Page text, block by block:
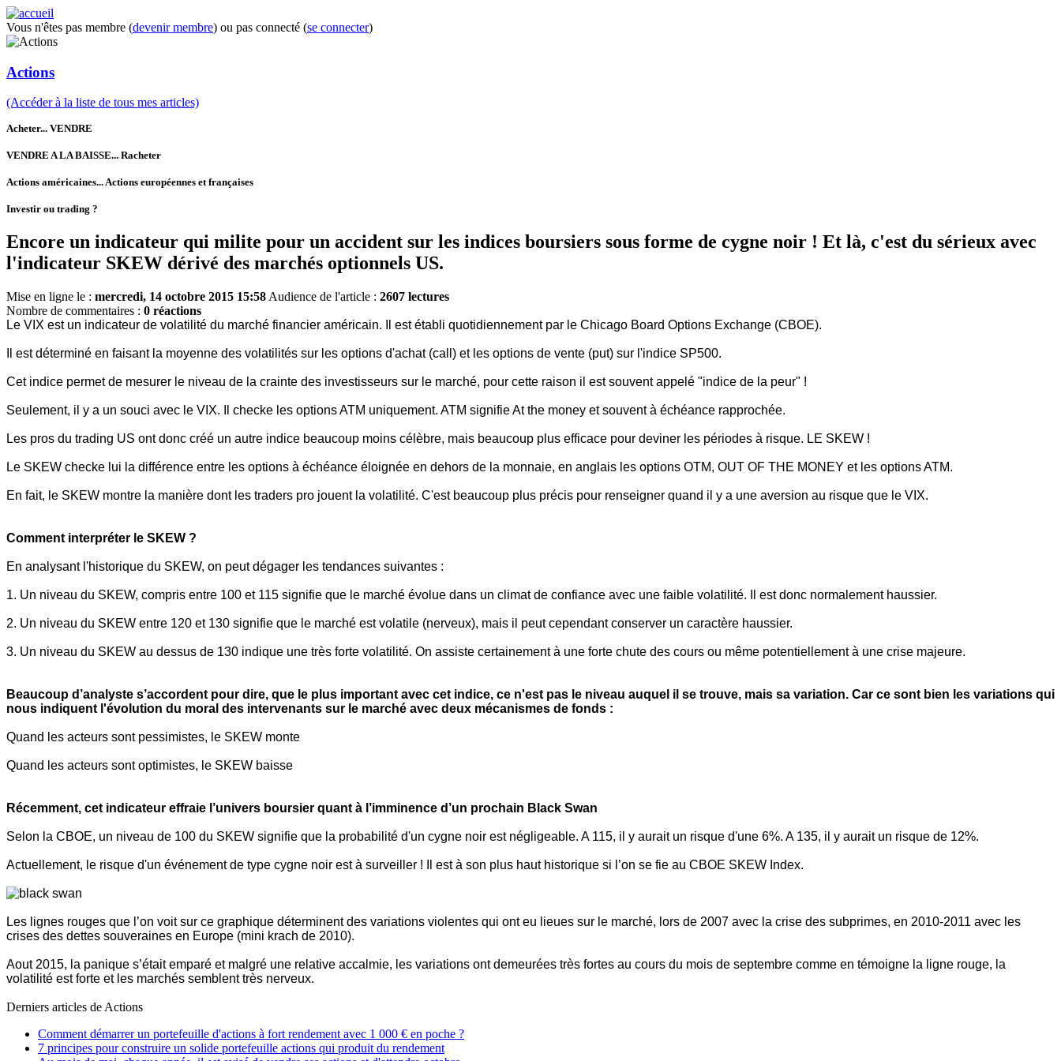
Vous n'êtes pas membre (devenir membre) ou pas connecté (se connecter)
Actions
(Accéder à la liste de tous mes articles)
Acheter... VENDRE
VENDRE A LA BAISSE... Racheter
Actions américaines... Actions européennes et françaises
Investir ou trading ?
Encore un indicateur qui milite pour un accident sur les indices boursiers sous forme de cygne noir ! Et là, c'est du sérieux avec
l'indicateur SKEW dérivé des marchés optionnels US.
Mise en ligne le : mercredi, 14 octobre 2015 15:58 Audience de l'article : 2607 lectures
Nombre de commentaires : 0 réactions
Le VIX est un indicateur de volatilité du marché financier américain. Il est établi quotidiennement par le Chicago Board Options Exchange (CBOE).
Il est déterminé en faisant la moyenne des volatilités sur les options d'achat (call) et les options de vente (put) sur l'indice SP500.
Cet indice permet de mesurer le niveau de la crainte des investisseurs sur le marché, pour cette raison il est souvent appelé "indice de la peur" !
Seulement, il y a un souci avec le VIX. Il checke les options ATM uniquement. ATM signifie At the money et souvent à échéance rapprochée.
Les pros du trading US ont donc créé un autre indice beaucoup moins célèbre, mais beaucoup plus efficace pour deviner les périodes à risque. LE SKEW !
Le SKEW checke lui la différence entre les options à échéance éloignée en dehors de la monnaie, en anglais les options OTM, OUT OF THE MONEY et les options ATM.
En fait, le SKEW montre la manière dont les traders pro jouent la volatilité. C'est beaucoup plus précis pour renseigner quand il y a une aversion au risque que le VIX.
Comment interpréter le SKEW ?
En analysant l'historique du SKEW, on peut dégager les tendances suivantes :
1. Un niveau du SKEW, compris entre 100 et 115 signifie que le marché évolue dans un climat de confiance avec une faible volatilité. Il est donc normalement haussier.
2. Un niveau du SKEW entre 120 et 130 signifie que le marché est volatile (nerveux), mais il peut cependant conserver un caractère haussier.
3. Un niveau du SKEW au dessus de 130 indique une très forte volatilité. On assiste certainement à une forte chute des cours ou même potentiellement à une crise majeure.
Beaucoup d’analyste s’accordent pour dire, que le plus important avec cet indice, ce n'est pas le niveau auquel il se trouve, mais sa variation. Car ce sont bien les variations qui
nous indiquent l'évolution du moral des intervenants sur le marché avec deux mécanismes de fonds :
Quand les acteurs sont pessimistes, le SKEW monte
Quand les acteurs sont optimistes, le SKEW baisse
Récemment, cet indicateur effraie l’univers boursier quant à l’imminence d’un prochain Black Swan
Selon la CBOE, un niveau de 100 du SKEW signifie que la probabilité d'un cygne noir est négligeable. A 115, il y aurait un risque d'une 6%. A 135, il y aurait un risque de 12%.
Actuellement, le risque d'un événement de type cygne noir est à surveiller ! Il est à son plus haut historique si l’on se fie au CBOE SKEW Index.
Les lignes rouges que l’on voit sur ce graphique déterminent des variations violentes qui ont eu lieues sur le marché, lors de 2007 avec la crise des subprimes, en 2010-2011 avec les
crises des dettes souveraines en Europe (mini krach de 2010).
Aout 2015, la panique s’était emparé et malgré une relative accalmie, les variations ont demeurées très fortes au cours du mois de septembre comme en témoigne la ligne rouge, la
volatilité est forte et les marchés semblent très nerveux.
Derniers articles de Actions
Comment démarrer un portefeuille d'actions à fort rendement avec 1 000 € en poche ?
7 principes pour construire un solide portefeuille actions qui produit du rendement